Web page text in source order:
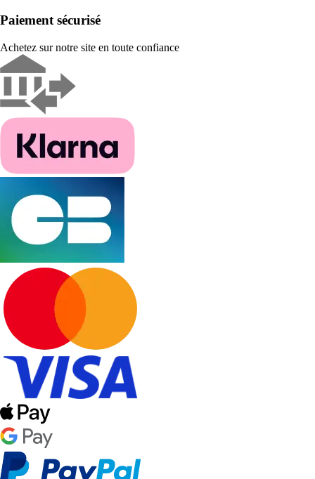
Paiement sécurisé
Achetez sur notre site en toute confiance